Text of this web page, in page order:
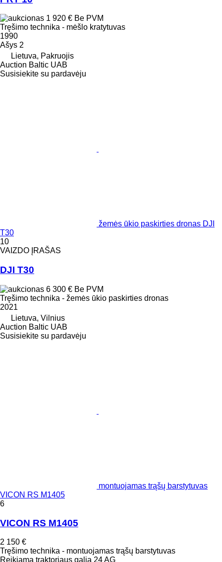
1 920 € Be PVM
Tręšimo technika - mėšlo kratytuvas
1990
Ašys 2
Lietuva, Pakruojis
Auction Baltic UAB
Susisiekite su pardavėju
žemės ūkio paskirties dronas DJI
T30
10
VAIZDO ĮRAŠAS
DJI T30
6 300 € Be PVM
Tręšimo technika - žemės ūkio paskirties dronas
2021
Lietuva, Vilnius
Auction Baltic UAB
Susisiekite su pardavėju
montuojamas trąšų barstytuvas
VICON RS M1405
6
VICON RS M1405
2 150 €
Tręšimo technika - montuojamas trąšų barstytuvas
Reikiama traktoriaus galia 24 AG